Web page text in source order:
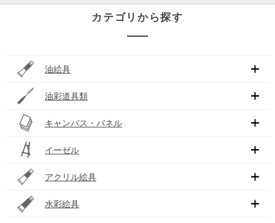
カテゴリから探す
油絵具
油彩道具類
キャンバス・パネル
イーゼル
アクリル絵具
水彩絵具